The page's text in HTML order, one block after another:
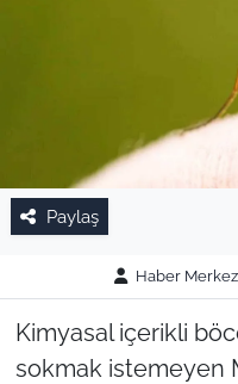
Paylaş
Haber
Kimyasal içerikli
sokmak istemeyen